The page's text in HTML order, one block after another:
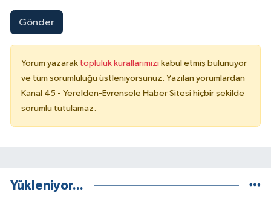
Gönder
Yorum yazarak topluluk kurallarımızı kabul etmiş bulunuyor
ve tüm sorumluluğu üstleniyorsunuz. Yazılan yorumlardan
Kanal 45 - Yerelden-Evrensele Haber Sitesi hiçbir şekilde
sorumlu tutulamaz.
Yükleniyor...